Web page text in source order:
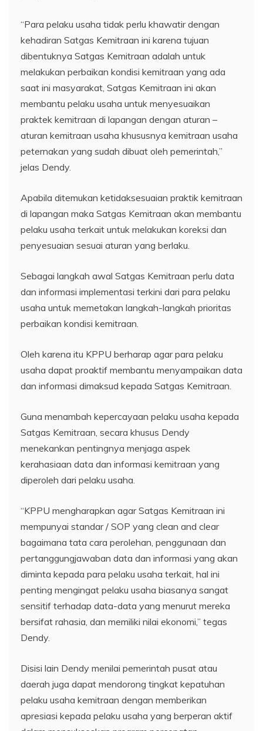
“Para pelaku usaha tidak perlu khawatir dengan
kehadiran Satgas Kemitraan ini karena tujuan
dibentuknya Satgas Kemitraan adalah untuk
melakukan perbaikan kondisi kemitraan yang ada
saat ini masyarakat, Satgas Kemitraan ini akan
membantu pelaku usaha untuk menyesuaikan
praktek kemitraan di lapangan dengan aturan –
aturan kemitraan usaha khususnya kemitraan usaha
peternakan yang sudah dibuat oleh pemerintah,”
jelas Dendy.
Apabila ditemukan ketidaksesuaian praktik kemitraan
di lapangan maka Satgas Kemitraan akan membantu
pelaku usaha terkait untuk melakukan koreksi dan
penyesuaian sesuai aturan yang berlaku.
Sebagai langkah awal Satgas Kemitraan perlu data
dan informasi implementasi terkini dari para pelaku
usaha untuk memetakan langkah-langkah prioritas
perbaikan kondisi kemitraan.
Oleh karena itu KPPU berharap agar para pelaku
usaha dapat proaktif membantu menyampaikan data
dan informasi dimaksud kepada Satgas Kemitraan.
Guna menambah kepercayaan pelaku usaha kepada
Satgas Kemitraan, secara khusus Dendy
menekankan pentingnya menjaga aspek
kerahasiaan data dan informasi kemitraan yang
diperoleh dari pelaku usaha.
“KPPU mengharapkan agar Satgas Kemitraan ini
mempunyai standar / SOP yang clean and clear
bagaimana tata cara perolehan, penggunaan dan
pertanggungjawaban data dan informasi yang akan
diminta kepada para pelaku usaha terkait, hal ini
penting mengingat pelaku usaha biasanya sangat
sensitif terhadap data-data yang menurut mereka
bersifat rahasia, dan memiliki nilai ekonomi,” tegas
Dendy.
Disisi lain Dendy menilai pemerintah pusat atau
daerah juga dapat mendorong tingkat kepatuhan
pelaku usaha kemitraan dengan memberikan
apresiasi kepada pelaku usaha yang berperan aktif